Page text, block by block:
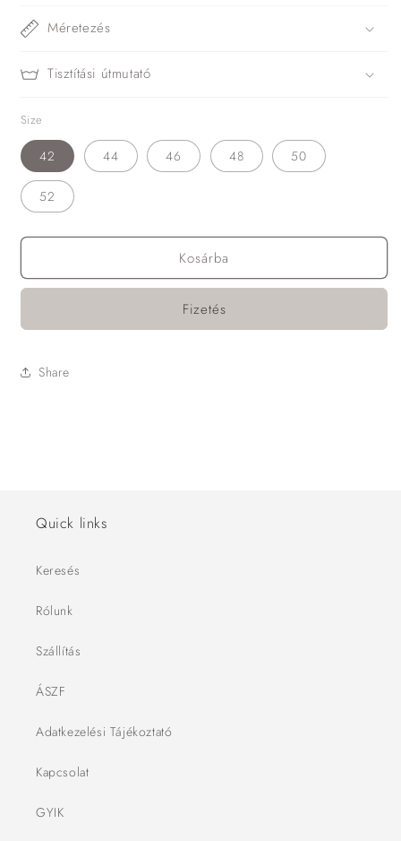
Méretezés
Tisztítási útmutató
Size
42 44 46 48 50
52
Kosárba
Fizetés
Share
Quick links
Keresés
Rólunk
Szállítás
ÁSZF
Adatkezelési Tájékoztató
Kapcsolat
GYIK